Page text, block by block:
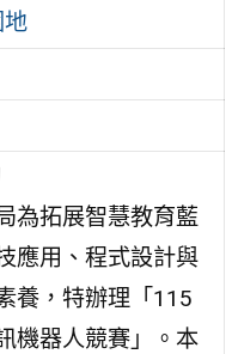
地
為拓展智慧教育藍
應用、程式設計與
養，特辦理「115
機器人競賽」。本